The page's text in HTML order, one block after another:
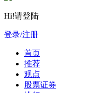
Hi!请登陆
登录/注册
首页
推荐
观点
股票证券